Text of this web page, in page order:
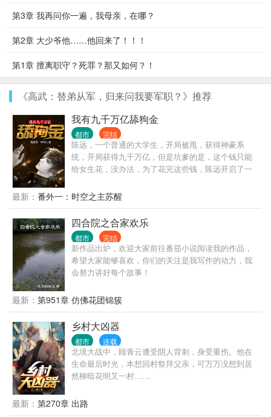
第3章 我再问你一遍，我母亲，在哪？
第2章 大少爷他……他回来了！！！
第1章 擅离职守？死罪？那又如何？！
《高武：替弟从军，归来问我要军职？》推荐
我有九千万亿舔狗金
都市 完结
陈远，一个普通的大学生，开局被甩，获得神豪系
统，开局获得九千万亿，但是坑爹的是，这个钱只能
给女生花，没办法，为了花完这些钱，陈远开启了一
最新： 番外一：时空之主苏醒
四合院之合家欢乐
都市 完结
新作品出炉，欢迎大家前往番茄小说阅读我的作品，
希望大家能够喜欢，你们的关注是我写作的动力，我
会努力讲好每个故事！
最新： 第951章 仿佛花团锦簇
乡村大凶器
都市 连载
北境大战中，顾青云遭受阴人背刺，身受重伤。他在
生命最后时光，本想回村祭拜父亲，可万万没想到居
然柳暗花明又一村……
最新： 第270章 出路